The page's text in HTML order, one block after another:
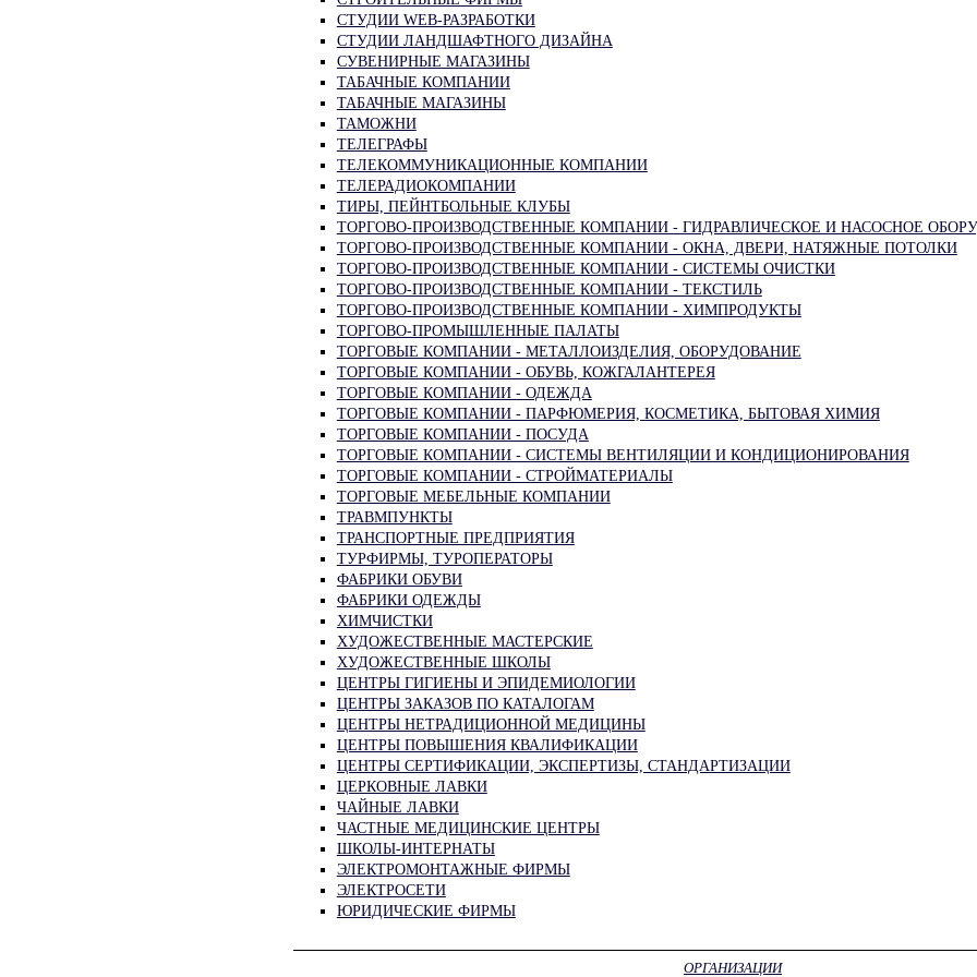
СТУДИИ WEB-РАЗРАБОТКИ
СТУДИИ ЛАНДШАФТНОГО ДИЗАЙНА
СУВЕНИРНЫЕ МАГАЗИНЫ
ТАБАЧНЫЕ КОМПАНИИ
ТАБАЧНЫЕ МАГАЗИНЫ
ТАМОЖНИ
ТЕЛЕГРАФЫ
ТЕЛЕКОММУНИКАЦИОННЫЕ КОМПАНИИ
ТЕЛЕРАДИОКОМПАНИИ
ТИРЫ, ПЕЙНТБОЛЬНЫЕ КЛУБЫ
ТОРГОВО-ПРОИЗВОДСТВЕННЫЕ КОМПАНИИ - ГИДРАВЛИЧЕСКОЕ И НАСОСНОЕ
ТОРГОВО-ПРОИЗВОДСТВЕННЫЕ КОМПАНИИ - ОКНА, ДВЕРИ, НАТЯЖНЫЕ ПОТОЛКИ
ТОРГОВО-ПРОИЗВОДСТВЕННЫЕ КОМПАНИИ - СИСТЕМЫ ОЧИСТКИ
ТОРГОВО-ПРОИЗВОДСТВЕННЫЕ КОМПАНИИ - ТЕКСТИЛЬ
ТОРГОВО-ПРОИЗВОДСТВЕННЫЕ КОМПАНИИ - ХИМПРОДУКТЫ
ТОРГОВО-ПРОМЫШЛЕННЫЕ ПАЛАТЫ
ТОРГОВЫЕ КОМПАНИИ - МЕТАЛЛОИЗДЕЛИЯ, ОБОРУДОВАНИЕ
ТОРГОВЫЕ КОМПАНИИ - ОБУВЬ, КОЖГАЛАНТЕРЕЯ
ТОРГОВЫЕ КОМПАНИИ - ОДЕЖДА
ТОРГОВЫЕ КОМПАНИИ - ПАРФЮМЕРИЯ, КОСМЕТИКА, БЫТОВАЯ ХИМИЯ
ТОРГОВЫЕ КОМПАНИИ - ПОСУДА
ТОРГОВЫЕ КОМПАНИИ - СИСТЕМЫ ВЕНТИЛЯЦИИ И КОНДИЦИОНИРОВАНИЯ
ТОРГОВЫЕ КОМПАНИИ - СТРОЙМАТЕРИАЛЫ
ТОРГОВЫЕ МЕБЕЛЬНЫЕ КОМПАНИИ
ТРАВМПУНКТЫ
ТРАНСПОРТНЫЕ ПРЕДПРИЯТИЯ
ТУРФИРМЫ, ТУРОПЕРАТОРЫ
ФАБРИКИ ОБУВИ
ФАБРИКИ ОДЕЖДЫ
ХИМЧИСТКИ
ХУДОЖЕСТВЕННЫЕ МАСТЕРСКИЕ
ХУДОЖЕСТВЕННЫЕ ШКОЛЫ
ЦЕНТРЫ ГИГИЕНЫ И ЭПИДЕМИОЛОГИИ
ЦЕНТРЫ ЗАКАЗОВ ПО КАТАЛОГАМ
ЦЕНТРЫ НЕТРАДИЦИОННОЙ МЕДИЦИНЫ
ЦЕНТРЫ ПОВЫШЕНИЯ КВАЛИФИКАЦИИ
ЦЕНТРЫ СЕРТИФИКАЦИИ, ЭКСПЕРТИЗЫ, СТАНДАРТИЗАЦИИ
ЦЕРКОВНЫЕ ЛАВКИ
ЧАЙНЫЕ ЛАВКИ
ЧАСТНЫЕ МЕДИЦИНСКИЕ ЦЕНТРЫ
ШКОЛЫ-ИНТЕРНАТЫ
ЭЛЕКТРОМОНТАЖНЫЕ ФИРМЫ
ЭЛЕКТРОСЕТИ
ЮРИДИЧЕСКИЕ ФИРМЫ
ОРГАНИЗАЦИИ